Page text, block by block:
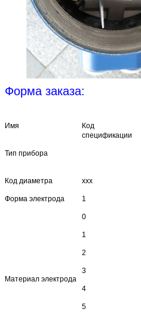
Форма заказа:
Имя
Код
спецификации
Тип прибора
Код диаметра xxx
Форма электрода 1
Материал электрода
0
1
2
3
4
5